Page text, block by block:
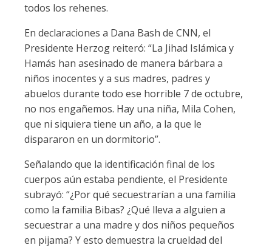
todos los rehenes.
En declaraciones a Dana Bash de CNN, el
Presidente Herzog reiteró: “La Jihad Islámica y
Hamás han asesinado de manera bárbara a
niños inocentes y a sus madres, padres y
abuelos durante todo ese horrible 7 de octubre,
no nos engañemos. Hay una niña, Mila Cohen,
que ni siquiera tiene un año, a la que le
dispararon en un dormitorio”.
Señalando que la identificación final de los
cuerpos aún estaba pendiente, el Presidente
subrayó: “¿Por qué secuestrarían a una familia
como la familia Bibas? ¿Qué lleva a alguien a
secuestrar a una madre y dos niños pequeños
en pijama? Y esto demuestra la crueldad del